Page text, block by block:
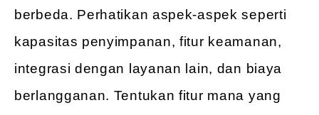
berbeda. Perhatikan aspek-aspek seperti
kapasitas penyimpanan, fitur keamanan,
integrasi dengan layanan lain, dan biaya
berlangganan. Tentukan fitur mana yang